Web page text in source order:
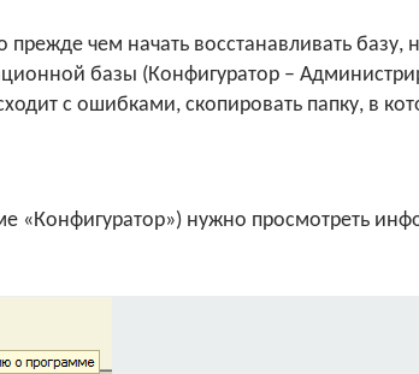
чем начать восстанавливать базу,
базы (Конфигуратор –
с ошибками, скопировать папку, в
«Конфигуратор») нужно просмотреть